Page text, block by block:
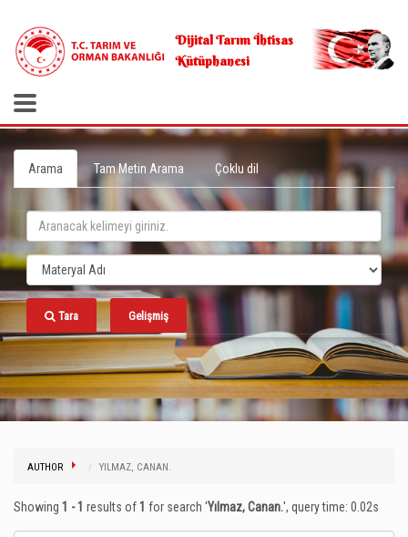
Dijital Tarım İhtisas
Kütüphanesi
Arama Tam Metin Arama Çoklu dil
Tara Gelişmiş
AUTHOR YILMAZ, CANAN.
Showing 1 - 1 results of1 for search 'Yılmaz, Canan.', query time: 0.02s